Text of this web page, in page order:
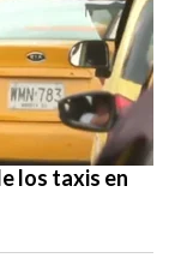
los taxis en